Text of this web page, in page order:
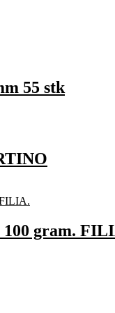
55 stk
100 gram.